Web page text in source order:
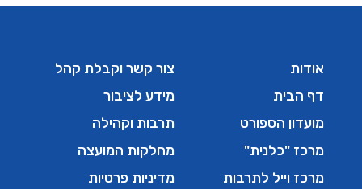
אודות
דף הבית
מועדון הספורט
מרכז "כלנית"
מרכז וייל לתרבות
צור קשר וקבלת קהל
מידע לציבור
תרבות וקהילה
מחלקות המועצה
מדיניות פרטיות